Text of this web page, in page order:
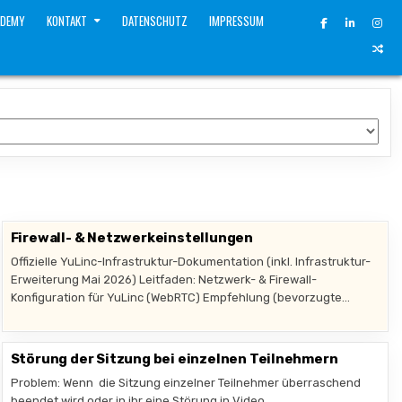
KONTAKT DATENSCHUTZ IMPRESSUM
Firewall- & Netzwerkeinstellungen
Offizielle YuLinc-Infrastruktur-Dokumentation (inkl. Infrastruktur-
Erweiterung Mai 2026) Leitfaden: Netzwerk- & Firewall-
Konfiguration für YuLinc (WebRTC) Empfehlung (bevorzugte…
Störung der Sitzung bei einzelnen Teilnehmern
Problem: Wenn die Sitzung einzelner Teilnehmer überraschend